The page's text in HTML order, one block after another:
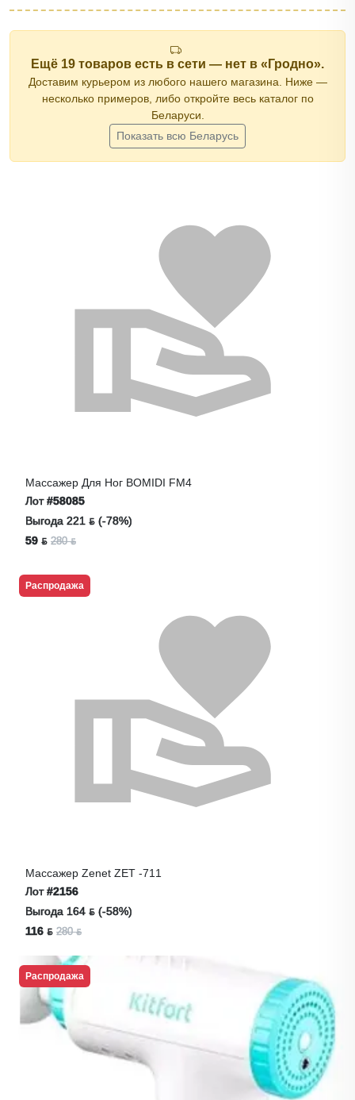
Ещё 19 товаров есть в сети — нет в «Гродно».
Доставим курьером из любого нашего магазина. Ниже —
несколько примеров, либо откройте весь каталог по
Беларуси.
Показать всю Беларусь
Массажер Для Ног BOMIDI FM4
Лот#58085
Выгода 221 ƃ (-78%)
59 ƃ 280 ƃ
Распродажа
Массажер Zenet ZET -711
Лот#2156
Выгода 164 ƃ (-58%)
116 ƃ 280 ƃ
Распродажа